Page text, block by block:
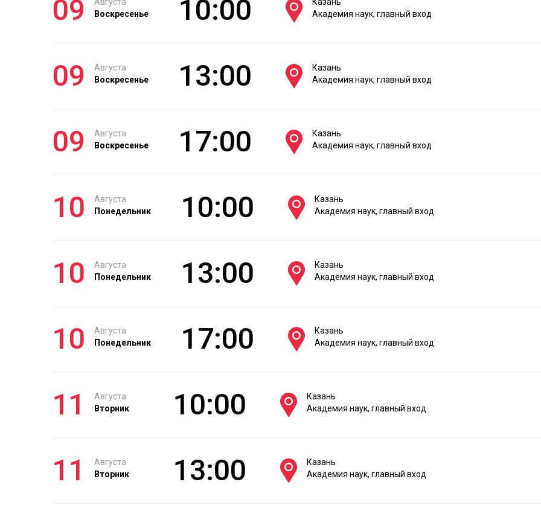
09
Воскресенье
10:00
Академия наук, главный вход
09
Августа
Воскресенье
13:00
Казань
Академия наук, главный вход
09
Августа
Воскресенье
17:00
Казань
Академия наук, главный вход
10
Августа
Понедельник
10:00
Казань
Академия наук, главный вход
10
Августа
Понедельник
13:00
Казань
Академия наук, главный вход
10
Августа
Понедельник
17:00
Казань
Академия наук, главный вход
11
Августа
Вторник
10:00
Казань
Академия наук, главный вход
11
Августа
Вторник
13:00
Казань
Академия наук, главный вход